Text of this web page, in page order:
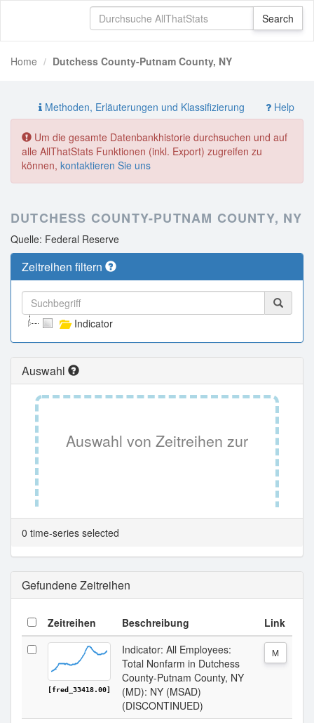
Home Dutchess County-Putnam County, NY
Methoden, Erläuterungen und Klassifizierung Help
Um die gesamte Datenbankhistorie durchsuchen und auf
alle AllThatStats Funktionen (inkl. Export) zugreifen zu
können, kontaktieren Sie uns
DUTCHESS COUNTY-PUTNAM COUNTY, NY
Quelle: Federal Reserve
Zeitreihen filtern
Indicator
Auswahl
Auswahl von Zeitreihen zur
Tabellenansicht.
0 time-series selected
Gefundene Zeitreihen
Zeitreihen Beschreibung Link
[fred_33418.00]
Indicator: All Employees:
Total Nonfarm in Dutchess
County-Putnam County, NY
(MD): NY (MSAD)
(DISCONTINUED)
M